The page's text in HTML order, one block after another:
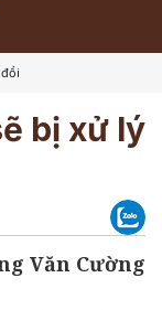
bị xử lý
Văn Cường